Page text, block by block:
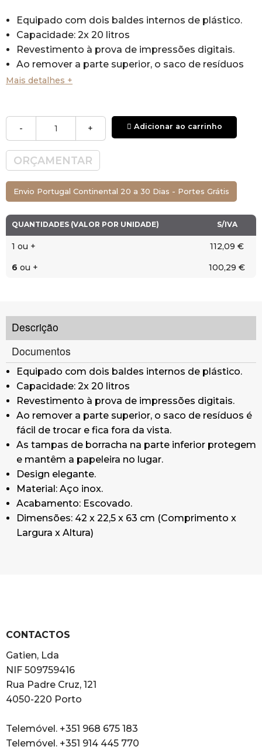
Equipado com dois baldes internos de plástico.
Capacidade: 2x 20 litros
Revestimento à prova de impressões digitais.
Ao remover a parte superior, o saco de resíduos
é fácil de trocar e fica fora da vista.
Design elegante.
Material: Aço inox.
Acabamento: Escovado.
Dimensões: 42 x 22,5 x 63 cm (Comprimento x
Largura x Altura)
Mais detalhes +
- + Adicionar ao carrinho
ORÇAMENTAR
Envio Portugal Continental 20 a 30 Dias - Portes Grátis
QUANTIDADES (VALOR POR UNIDADE) S/IVA
1 ou +
112,09 €
6 ou + 100,29 €
Descrição
Documentos
Equipado com dois baldes internos de plástico.
Capacidade: 2x 20 litros
Revestimento à prova de impressões digitais.
Ao remover a parte superior, o saco de resíduos é
fácil de trocar e fica fora da vista.
As tampas de borracha na parte inferior protegem
e mantêm a papeleira no lugar.
Design elegante.
Material: Aço inox.
Acabamento: Escovado.
Dimensões: 42 x 22,5 x 63 cm (Comprimento x
Largura x Altura)
CONTACTOS
Gatien, Lda
NIF 509759416
Rua Padre Cruz, 121
4050-220 Porto
Telemóvel. +351 968 675 183
Telemóvel. +351 914 445 770